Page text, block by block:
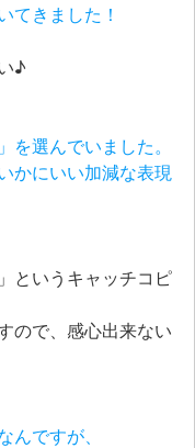
てきました！
♪
選んでいました。
かにいい加減な表現
というキャッチコピ
ので、感心出来ない
んですが、